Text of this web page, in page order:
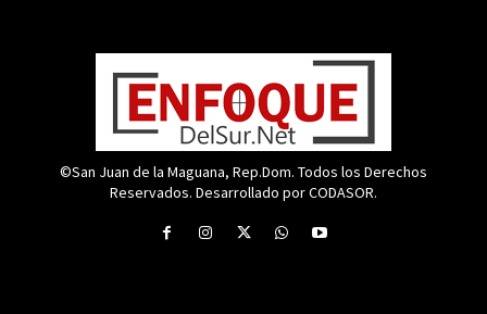
©San Juan de la Maguana, Rep.Dom. Todos los Derechos
Reservados. Desarrollado por CODASOR.